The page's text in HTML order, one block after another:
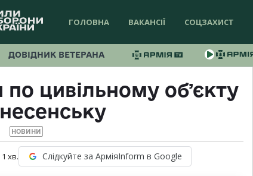
ГОЛОВНА ВАКАНСІЇ СОЦЗАХИСТ
ДОВІДНИК ВЕТЕРАНА
цивільному обʼєкту
НОВИНИ
хв. Слідкуйте за АрміяInform в Google